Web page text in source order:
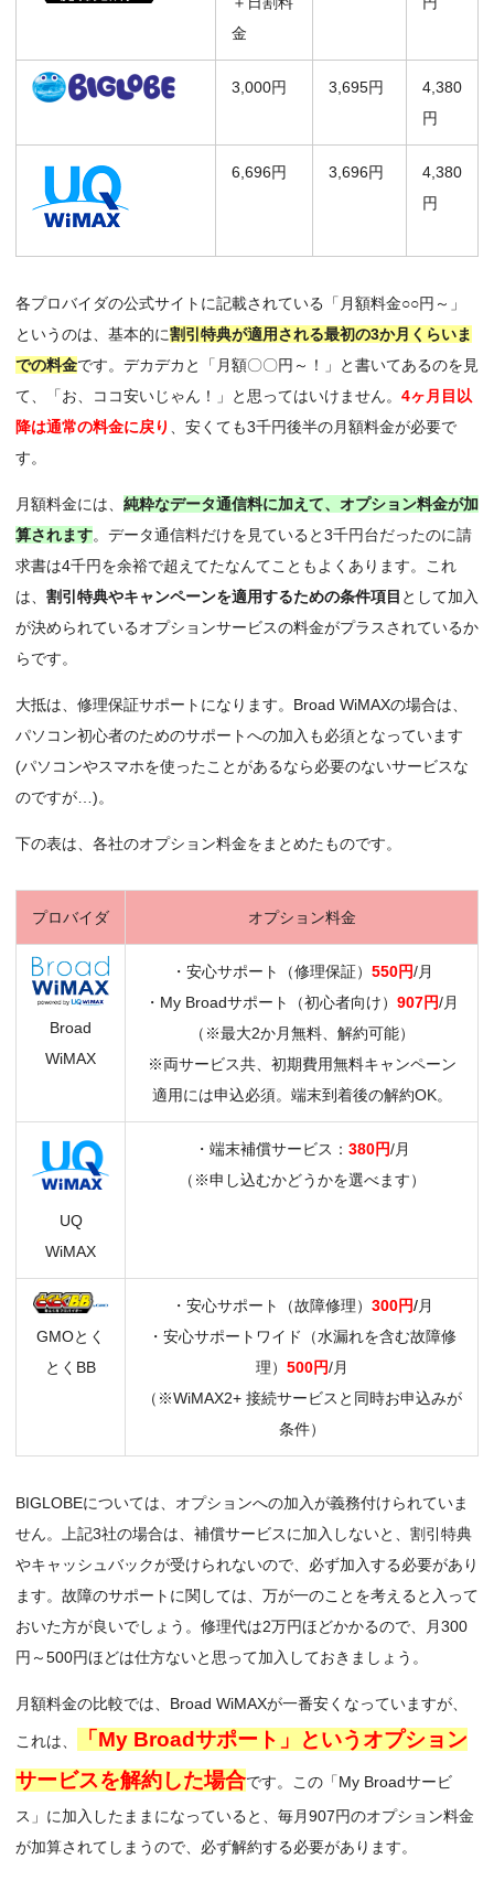
金
3,000円 3,695円
4,380
円
6,696円 3,696円
4,380
円
各プロバイダの公式サイトに記載されている「月額料金○○円～」
というのは、基本的に割引特典が適用される最初の3か月くらいま
での料金です。デカデカと「月額〇〇円～！」と書いてあるのを見
て、「お、ココ安いじゃん！」と思ってはいけません。 4ヶ月目以
降は通常の料金に戻り
、安くても3千円後半の月額料金が必要で
す。
月額料金には、 純粋なデータ通信料に加えて、オプション料金が加
算されます。データ通信料だけを見ていると3千円台だったのに請
求書は4千円を余裕で超えてたなんてこともよくあります。これ
は、 割引特典やキャンペーンを適用するための条件項目 として加入
が決められているオプションサービスの料金がプラスされているか
らです。
大抵は、修理保証サポートになります。Broad WiMAXの場合は、
パソコン初心者のためのサポートへの加入も必須となっています
(パソコンやスマホを使ったことがあるなら必要のないサービスな
のですが…)。
下の表は、各社のオプション料金をまとめたものです。
プロバイダ オプション料金
Broad
WiMAX
・安心サポート（修理保証） 550円/月
・My Broadサポート（初心者向け） 907円/月
（※最大2か月無料、解約可能）
※両サービス共、初期費用無料キャンペーン
適用には申込必須。端末到着後の解約OK。
UQ
WiMAX
・端末補償サービス： 380円/月
（※申し込むかどうかを選べます）
GMOとく
とくBB
・安心サポート（故障修理） 300円/月
・安心サポートワイド（水漏れを含む故障修
理） 500円/月
（※WiMAX2+ 接続サービスと同時お申込みが
条件）
BIGLOBEについては、オプションへの加入が義務付けられていま
せん。上記3社の場合は、補償サービスに加入しないと、割引特典
やキャッシュバックが受けられないので、必ず加入する必要があり
ます。故障のサポートに関しては、万が一のことを考えると入って
おいた方が良いでしょう。修理代は2万円ほどかかるので、月300
円～500円ほどは仕方ないと思って加入しておきましょう。
月額料金の比較では、Broad WiMAXが一番安くなっていますが、
これは、
「My Broadサポート」というオプション
サービスを解約した場合です。この「My Broadサービ
ス」に加入したままになっていると、毎月907円のオプション料金
が加算されてしまうので、必ず解約する必要があります。